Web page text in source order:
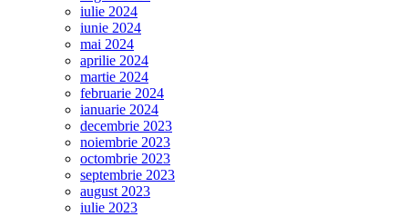
iulie 2024
iunie 2024
mai 2024
aprilie 2024
martie 2024
februarie 2024
ianuarie 2024
decembrie 2023
noiembrie 2023
octombrie 2023
septembrie 2023
august 2023
iulie 2023